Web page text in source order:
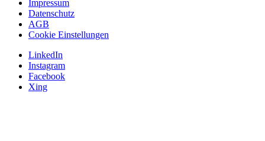
Impressum
Datenschutz
AGB
Cookie Einstellungen
LinkedIn
Instagram
Facebook
Xing